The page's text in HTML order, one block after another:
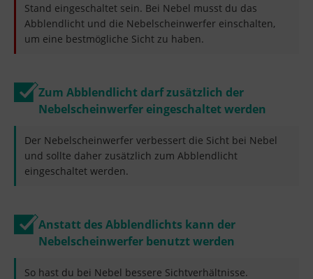
Stand eingeschaltet sein. Bei Nebel musst du das
Abblendlicht und die Nebelscheinwerfer einschalten,
um eine bestmögliche Sicht zu haben.
Zum Abblendlicht darf zusätzlich der
Nebelscheinwerfer eingeschaltet werden
Der Nebelscheinwerfer verbessert die Sicht bei Nebel
und sollte daher zusätzlich zum Abblendlicht
eingeschaltet werden.
Anstatt des Abblendlichts kann der
Nebelscheinwerfer benutzt werden
So hast du bei Nebel bessere Sichtverhältnisse.